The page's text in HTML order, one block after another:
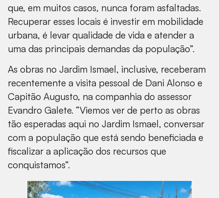
que, em muitos casos, nunca foram asfaltadas.
Recuperar esses locais é investir em mobilidade
urbana, é levar qualidade de vida e atender a
uma das principais demandas da população”.
As obras no Jardim Ismael, inclusive, receberam
recentemente a visita pessoal de Dani Alonso e
Capitão Augusto, na companhia do assessor
Evandro Galete. “Viemos ver de perto as obras
tão esperadas aqui no Jardim Ismael, conversar
com a população que está sendo beneficiada e
fiscalizar a aplicação dos recursos que
conquistamos”.